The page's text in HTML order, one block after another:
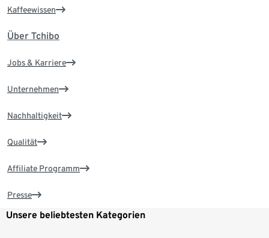
Kaffeewissen
Über Tchibo
Jobs & Karriere
Unternehmen
Nachhaltigkeit
Qualität
Affiliate Programm
Presse
Unsere beliebtesten Kategorien